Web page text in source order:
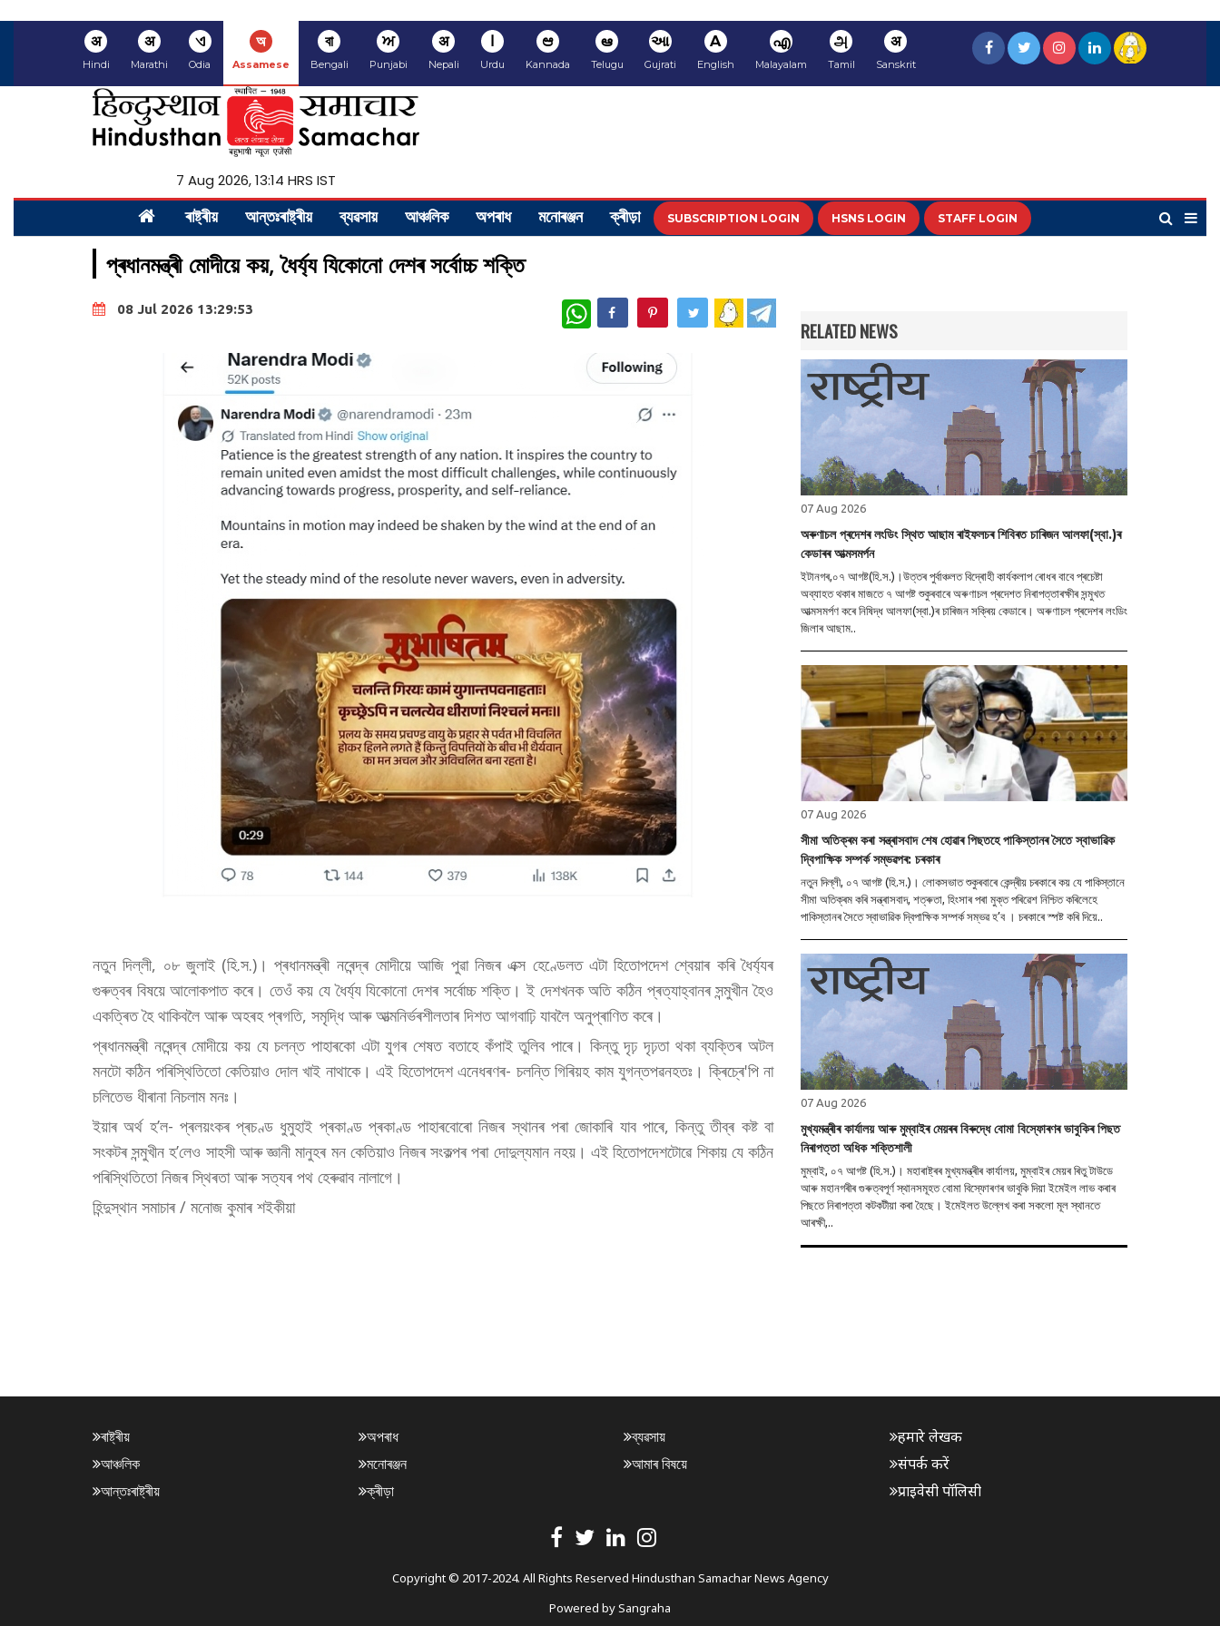
अ
Hindi
अ
Marathi
ଏ
Odia
অ
Assamese
বা
Bengali
ਅ
Punjabi
अ
Nepali
ا
Urdu
ಆ
Kannada
ఆ
Telugu
આ
Gujrati
A
English
എ
Malayalam
அ
Tamil
अ
Sanskrit
7 Aug 2026, 13:14 HRS IST
ৰাষ্ট্ৰীয় আন্তঃৰাষ্ট্ৰীয় ব্যৱসায় আঞ্চলিক অপৰাধ মনোৰঞ্জন ক্ৰীড়া SUBSCRIPTION LOGIN HSNS LOGIN STAFF LOGIN
প্ৰধানমন্ত্ৰী মোদীয়ে কয়, ধৈৰ্য্য যিকোনো দেশৰ সৰ্বোচ্চ শক্তি
08 Jul 2026 13:29:53 WhatsApp
নতুন দিল্লী, ০৮ জুলাই (হি.স.)। প্ৰধানমন্ত্ৰী নৰেন্দ্ৰ মোদীয়ে আজি পুৱা নিজৰ এক্স হেণ্ডেলত এটা হিতোপদেশ শ্বেয়াৰ কৰি ধৈৰ্য্যৰ
গুৰুত্বৰ বিষয়ে আলোকপাত কৰে। তেওঁ কয় যে ধৈৰ্য্য যিকোনো দেশৰ সৰ্বোচ্চ শক্তি। ই দেশখনক অতি কঠিন প্ৰত্যাহ্বানৰ সন্মুখীন হৈও
একত্ৰিত হৈ থাকিবলৈ আৰু অহৰহ প্ৰগতি, সমৃদ্ধি আৰু আত্মনিৰ্ভৰশীলতাৰ দিশত আগবাঢ়ি যাবলৈ অনুপ্ৰাণিত কৰে।
প্ৰধানমন্ত্ৰী নৰেন্দ্ৰ মোদীয়ে কয় যে চলন্ত পাহাৰকো এটা যুগৰ শেষত বতাহে কঁপাই তুলিব পাৰে। কিন্তু দৃঢ় দৃঢ়তা থকা ব্যক্তিৰ অটল
মনটো কঠিন পৰিস্থিতিতো কেতিয়াও দোল খাই নাথাকে। এই হিতোপদেশ এনেধৰণৰ- চলন্তি গিৰিয়হ কাম যুগন্তপৱনহতঃ। ক্ৰিচ্ৰে'পি না
চলিতেভ ধীৰানা নিচলাম মনঃ।
ইয়াৰ অৰ্থ হ’ল- প্ৰলয়ংকৰ প্ৰচণ্ড ধুমুহাই প্ৰকাণ্ড প্ৰকাণ্ড পাহাৰবোৰো নিজৰ স্থানৰ পৰা জোকাৰি যাব পাৰে, কিন্তু তীব্ৰ কষ্ট বা
সংকটৰ সন্মুখীন হ’লেও সাহসী আৰু জ্ঞানী মানুহৰ মন কেতিয়াও নিজৰ সংকল্পৰ পৰা দোদুল্যমান নহয়। এই হিতোপদেশটোৱে শিকায় যে কঠিন
পৰিস্থিতিতো নিজৰ স্থিৰতা আৰু সত্যৰ পথ হেৰুৱাব নালাগে।
হিন্দুস্থান সমাচাৰ / মনোজ কুমাৰ শইকীয়া
RELATED NEWS
07 Aug 2026
অৰুণাচল প্ৰদেশৰ লংডিং স্থিত আছাম ৰাইফলচৰ শিবিৰত চাৰিজন আলফা(স্বা.)ৰ
কেডাৰৰ আত্মসমৰ্পন
ইটানগৰ,০৭ আগষ্ট(হি.স.)।উত্তৰ পুৰ্বাঞ্চলত বিদ্ৰোহী কাৰ্যকলাপ ৰোধৰ বাবে প্ৰচেষ্টা
অব্যাহত থকাৰ মাজতে ৭ আগষ্ট শুকুৰবাৰে অৰুণাচল প্ৰদেশত নিৰাপত্তাৰক্ষীৰ সন্মুখত
আত্মসমৰ্পণ কৰে নিষিদ্ধ আলফা(স্বা.)ৰ চাৰিজন সক্ৰিয় কেডাৰে। অৰুণাচল প্ৰদেশৰ লংডিং
জিলাৰ আছাম..
07 Aug 2026
সীমা অতিক্ৰম কৰা সন্ত্ৰাসবাদ শেষ হোৱাৰ পিছতহে পাকিস্তানৰ সৈতে স্বাভাৱিক
দ্বিপাক্ষিক সম্পৰ্ক সম্ভৱপৰ: চৰকাৰ
নতুন দিল্লী, ০৭ আগষ্ট (হি.স.)। লোকসভাত শুকুৰবাৰে কেন্দ্ৰীয় চৰকাৰে কয় যে পাকিস্তানে
সীমা অতিক্ৰম কৰি সন্ত্ৰাসবাদ, শত্ৰুতা, হিংসাৰ পৰা মুক্ত পৰিৱেশ নিশ্চিত কৰিলেহে
পাকিস্তানৰ সৈতে স্বাভাৱিক দ্বিপাক্ষিক সম্পৰ্ক সম্ভৱ হ’ব । চৰকাৰে স্পষ্ট কৰি দিয়ে..
07 Aug 2026
মুখ্যমন্ত্ৰীৰ কাৰ্যালয় আৰু মুম্বাইৰ মেয়ৰৰ বিৰুদ্ধে বোমা বিস্ফোৰণৰ ভাবুকিৰ পিছত
নিৰাপত্তা অধিক শক্তিশালী
মুম্বাই, ০৭ আগষ্ট (হি.স.)। মহাৰাষ্ট্ৰৰ মুখ্যমন্ত্ৰীৰ কাৰ্যালয়, মুম্বাইৰ মেয়ৰ ৰিতু টাউডে
আৰু মহানগৰীৰ গুৰুত্বপূৰ্ণ স্থানসমূহত বোমা বিস্ফোৰণৰ ভাবুকি দিয়া ইমেইল লাভ কৰাৰ
পিছতে নিৰাপত্তা কটকটীয়া কৰা হৈছে। ইমেইলত উল্লেখ কৰা সকলো মূল স্থানতে
আৰক্ষী,..
ৰাষ্ট্ৰীয়
আঞ্চলিক
আন্তঃৰাষ্ট্ৰীয়
অপৰাধ
মনোৰঞ্জন
ক্ৰীড়া
ব্যৱসায়
আমাৰ বিষয়ে
हमारे लेखक
संपर्क करें
प्राइवेसी पॉलिसी
Copyright © 2017-2024. All Rights Reserved Hindusthan Samachar News Agency
Powered bySangraha